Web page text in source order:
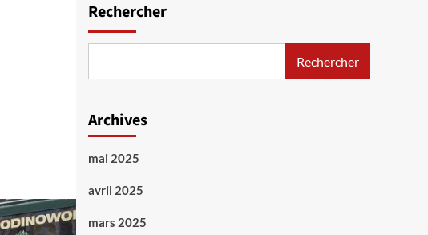
Rechercher
Rechercher
Archives
mai 2025
avril 2025
mars 2025